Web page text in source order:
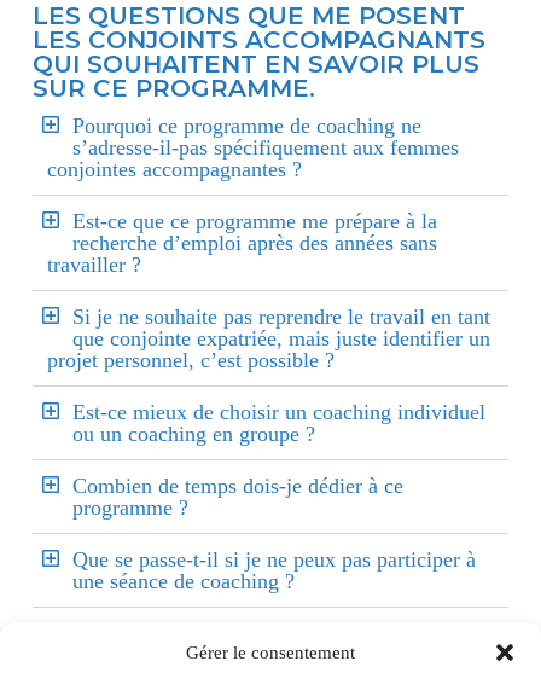
Gérer le consentement
LES QUESTIONS QUE ME POSENT
LES CONJOINTS ACCOMPAGNANTS
QUI SOUHAITENT EN SAVOIR PLUS
SUR CE PROGRAMME.
Pourquoi ce programme de coaching ne
s’adresse-il-pas spécifiquement aux femmes
conjointes accompagnantes ?
Est-ce que ce programme me prépare à la
recherche d’emploi après des années sans
travailler ?
Si je ne souhaite pas reprendre le travail en tant
que conjointe expatriée, mais juste identifier un
projet personnel, c’est possible ?
Est-ce mieux de choisir un coaching individuel
ou un coaching en groupe ?
Combien de temps dois-je dédier à ce
programme ?
Que se passe-t-il si je ne peux pas participer à
une séance de coaching ?